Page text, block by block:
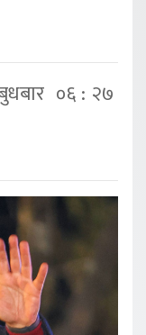
०६ : २७